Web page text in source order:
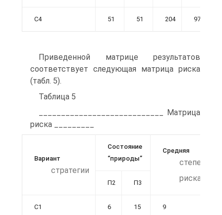
С4 51 51 204 97
Приведенной матрице результатов
соответствует следующая матрица риска
(табл. 5).
Таблица 5
____________________________ Матрица
риска _________
Вариант
стратегии
Состояние
“природы”
Средняя
степень
риска
П2 П3
С1 6 15 9